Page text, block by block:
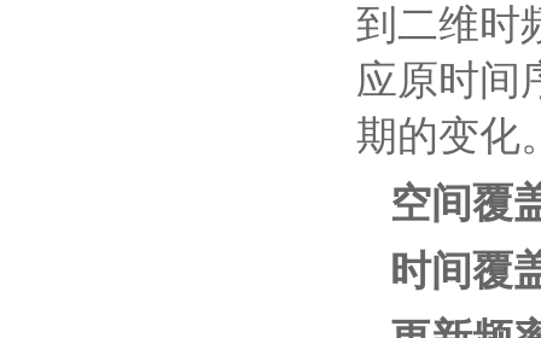
到二维时
应原时间
期的变化
空间覆
时间覆